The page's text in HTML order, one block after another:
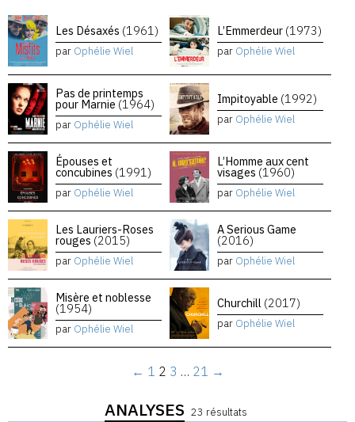
Les Désaxés (1961)
par Ophélie Wiel
L’Emmerdeur (1973)
par Ophélie Wiel
Pas de printemps
pour Marnie (1964)
par Ophélie Wiel
Impitoyable (1992)
par Ophélie Wiel
Épouses et
concubines (1991)
par Ophélie Wiel
L’Homme aux cent
visages (1960)
par Ophélie Wiel
Les Lauriers-Roses
rouges (2015)
par Ophélie Wiel
A Serious Game
(2016)
par Ophélie Wiel
Misère et noblesse
(1954)
par Ophélie Wiel
Churchill (2017)
par Ophélie Wiel
← 1 2 3 … 21 →
ANALYSES 23 résultats